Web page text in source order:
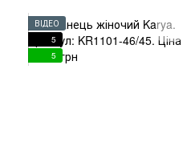
ВІДЕО
5
5